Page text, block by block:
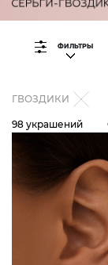
ФИЛЬТРЫ
ГВОЗДИКИ
98 украшений